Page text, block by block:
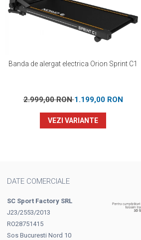
Banda de alergat electrica Orion Sprint C1
2.999,00 RON1.199,00 RON
VEZI VARIANTE
DATE COMERCIALE
SC Sport Factory SRL
J23/2553/2013
RO28751415
Sos Bucuresti Nord 10